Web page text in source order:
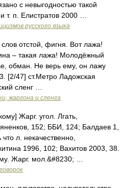
с невыгодностью такой
п. Елистратов 2000 …
русского языка
отстой, фигня. Вот лажа!
– такая лажа! Молодёжный
обман. Не верь ему, он лажу
[2/47] ст.Метро Ладожская
сленг …
жаргона и сленга
Жарг. угол. Лгать,
152; ББИ, 124; Балдаев 1,
л. некачественно,
1996, 102; Вахитов 2003, 38.
Жарг. мол.&#8230; …